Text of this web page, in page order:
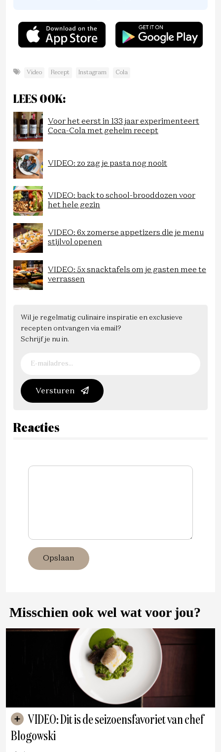
Video Recept Instagram Cola
LEES OOK:
Voor het eerst in 133 jaar experimenteert
Coca-Cola met geheim recept
VIDEO: zo zag je pasta nog nooit
VIDEO: back to school-brooddozen voor
het hele gezin
VIDEO: 6x zomerse appetizers die je menu
stijlvol openen
VIDEO: 5x snacktafels om je gasten mee te
verrassen
Wil je regelmatig culinaire inspiratie en exclusieve
recepten ontvangen via email?
Schrijf je nu in.
Versturen
Reacties
Opslaan
Misschien ook wel wat voor jou?
Blogowski